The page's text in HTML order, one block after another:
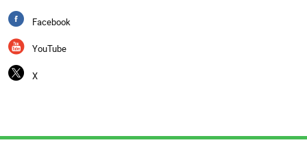
Facebook
YouTube
X